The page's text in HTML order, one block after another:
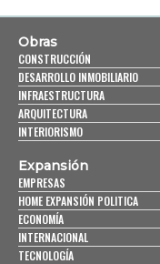
Obras
CONSTRUCCIÓN
DESARROLLO INMOBILIARIO
INFRAESTRUCTURA
ARQUITECTURA
INTERIORISMO
Expansión
EMPRESAS
HOME EXPANSIÓN POLITICA
ECONOMÍA
INTERNACIONAL
TECNOLOGÍA